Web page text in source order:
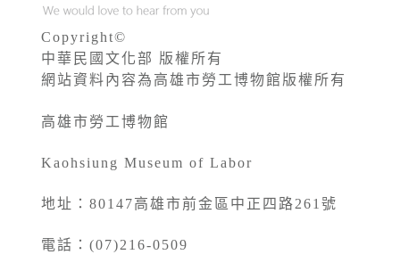
Copyright©
中華民國文化部 版權所有
網站資料內容為高雄市勞工博物館版權所有
高雄市勞工博物館
Kaohsiung Museum of Labor
地址：80147高雄市前金區中正四路261號
電話：(07)216-0509